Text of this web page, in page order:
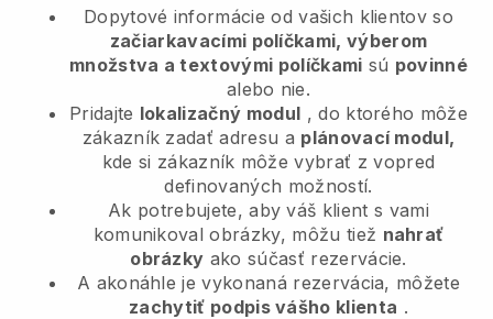
Dopytové informácie od vašich klientov so
začiarkavacími políčkami, výberom
množstva a textovými políčkami sú povinné
alebo nie.
Pridajte lokalizačný modul , do ktorého môže
zákazník zadať adresu a plánovací modul,
kde si zákazník môže vybrať z vopred
definovaných možností.
Ak potrebujete, aby váš klient s vami
komunikoval obrázky, môžu tiež nahrať
obrázky ako súčasť rezervácie.
A akonáhle je vykonaná rezervácia, môžete
zachytiť podpis vášho klienta .